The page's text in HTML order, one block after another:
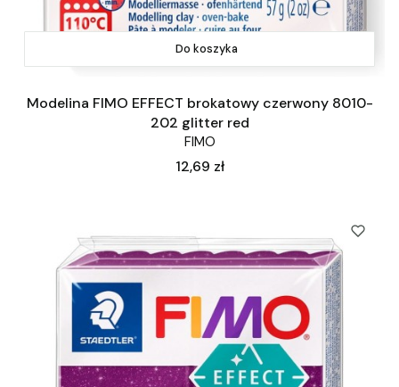
Do koszyka
Modelina FIMO EFFECT brokatowy czerwony 8010-
202 glitter red
FIMO
Cena
12,69 zł